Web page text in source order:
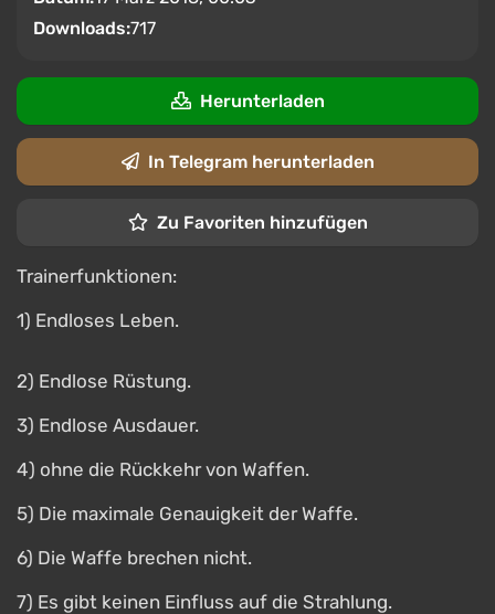
Downloads:717
Herunterladen
In Telegram herunterladen
Zu Favoriten hinzufügen
Trainerfunktionen:
1) Endloses Leben.
2) Endlose Rüstung.
3) Endlose Ausdauer.
4) ohne die Rückkehr von Waffen.
5) Die maximale Genauigkeit der Waffe.
6) Die Waffe brechen nicht.
7) Es gibt keinen Einfluss auf die Strahlung.